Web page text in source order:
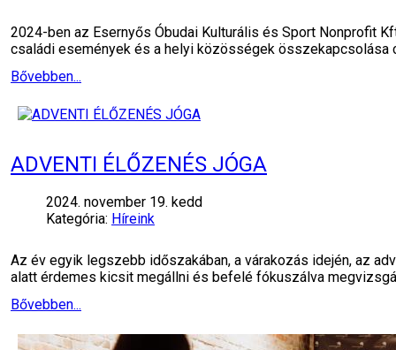
2024-ben az Esernyős Óbudai Kulturális és Sport Nonprofit
családi események és a helyi közösségek összekapcsolása
Bővebben...
ADVENTI ÉLŐZENÉS JÓGA
2024. november 19. kedd
Kategória: Híreink
Az év egyik legszebb időszakában, a várakozás idején, az
alatt érdemes kicsit megállni és befelé fókuszálva
Bővebben...